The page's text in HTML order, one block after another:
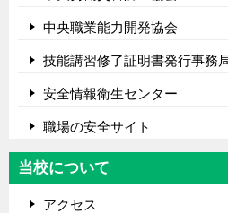
中央職業能力開発協会
技能講習修了証明書発行事務
安全情報衛生センター
職場の安全サイト
当校について
アクセス